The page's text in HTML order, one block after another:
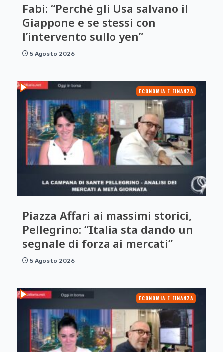
Fabi: “Perché gli Usa salvano il
Giappone e se stessi con
l’intervento sullo yen”
5 Agosto 2026
ECONOMIA E FINANZA
Piazza Affari ai massimi storici,
Pellegrino: “Italia sta dando un
segnale di forza ai mercati”
5 Agosto 2026
ECONOMIA E FINANZA